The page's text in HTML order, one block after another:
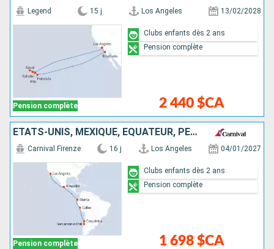
Pension complète
Legend 15 j Los Angeles 13/02/2028
2 440 $CA
Clubs enfants dès 2 ans
Pension complète
ÉTATS-UNIS, MEXIQUE, ÉQUATEUR, PÉROU, CHILI
Pension complète
Carnival Firenze 16 j Los Angeles 04/01/2027
1 698 $CA
Clubs enfants dès 2 ans
Pension complète